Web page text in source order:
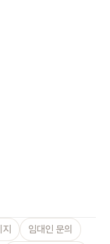
임대인 문의